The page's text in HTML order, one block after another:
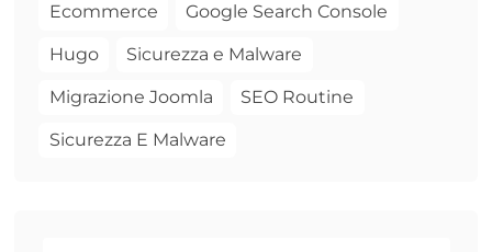
Ecommerce Google Search Console
Hugo Sicurezza e Malware
Migrazione Joomla SEO Routine
Sicurezza E Malware